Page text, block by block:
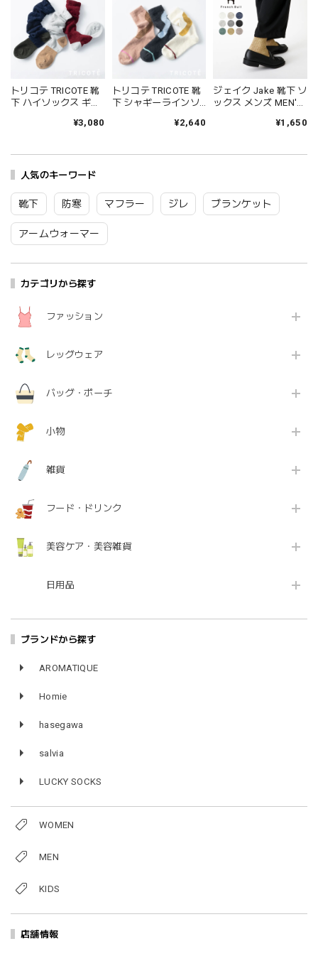
人気のキーワード
靴下 防寒 マフラー ジレ ブランケット
アームウォーマー
カテゴリから探す
ファッション
レッグウェア
バッグ・ポーチ
小物
雑貨
フード・ドリンク
美容ケア・美容雑貨
日用品
ブランドから探す
AROMATIQUE
Homie
hasegawa
salvia
LUCKY SOCKS
WOMEN
MEN
KIDS
店舗情報
トリコテ TRICOTE 靴
下 ハイソックス ギャ
クス レディース おし
ト プレゼント レッド
25cm TR53SO040
Tr002
¥3,080
トリコテ TRICOTE 靴
下 シャギーラインソ
本製 国産 秋冬 おしゃ
Tr003
¥2,640
ジェイク Jake 靴下 ソ
ックス メンズ MEN'S
夏 ブランド 日本製 国
Fr088
¥1,650